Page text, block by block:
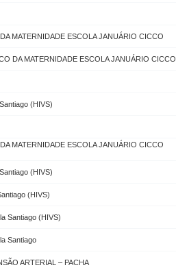
MATERNIDADE ESCOLA JANUÁRIO CICCO
DA MATERNIDADE ESCOLA JANUÁRIO CICCO
(HIVS)
MATERNIDADE ESCOLA JANUÁRIO CICCO
(HIVS)
(HIVS)
Santiago (HIVS)
Santiago
ARTERIAL – PACHA